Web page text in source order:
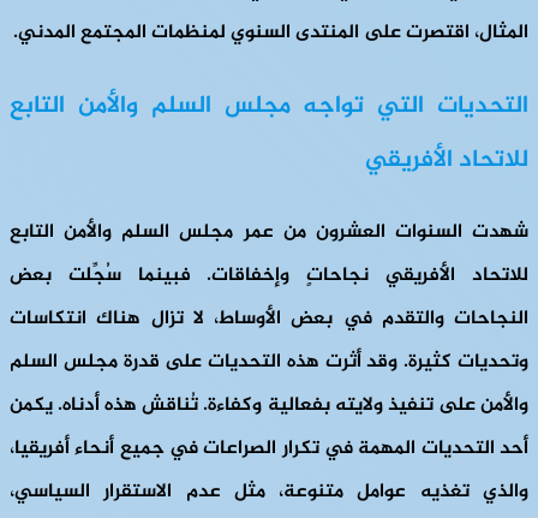
المثال، اقتصرت على المنتدى السنوي لمنظمات المجتمع المدني.
التحديات التي تواجه مجلس السلم والأمن التابع
للاتحاد الأفريقي
شهدت السنوات العشرون من عمر مجلس السلم والأمن التابع
للاتحاد الأفريقي نجاحاتٍ وإخفاقات. فبينما سُجِّلت بعض
النجاحات والتقدم في بعض الأوساط، لا تزال هناك انتكاسات
وتحديات كثيرة. وقد أثرت هذه التحديات على قدرة مجلس السلم
والأمن على تنفيذ ولايته بفعالية وكفاءة. تُناقش هذه أدناه. يكمن
أحد التحديات المهمة في تكرار الصراعات في جميع أنحاء أفريقيا،
والذي تغذيه عوامل متنوعة، مثل عدم الاستقرار السياسي،